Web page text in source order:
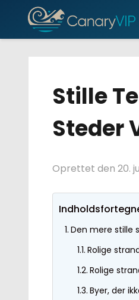
Stille
Steder
Oprettet den 20.
Den mere stille
Rolige
Rolige
Byer, der